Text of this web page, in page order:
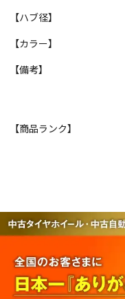
【ハブ径】
【カラー】
【備考】
【商品ランク】